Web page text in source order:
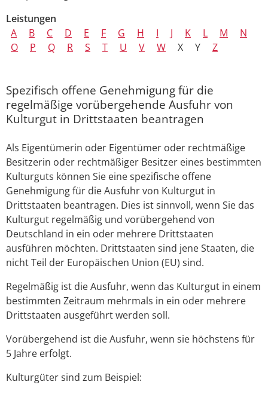
Leistungen
A
B C D E F G H I J K L M
N
O
P Q R S T U V W X Y Z
Spezifisch offene Genehmigung für die
regelmäßige vorübergehende Ausfuhr von
Kulturgut in Drittstaaten beantragen
Als Eigentümerin oder Eigentümer oder rechtmäßige
Besitzerin oder rechtmäßiger Besitzer eines bestimmten
Kulturguts können Sie eine spezifische offene
Genehmigung für die Ausfuhr von Kulturgut in
Drittstaaten beantragen. Dies ist sinnvoll, wenn Sie das
Kulturgut regelmäßig und vorübergehend von
Deutschland in ein oder mehrere Drittstaaten
ausführen möchten. Drittstaaten sind jene Staaten, die
nicht Teil der Europäischen Union (EU) sind.
Regelmäßig ist die Ausfuhr, wenn das Kulturgut in einem
bestimmten Zeitraum mehrmals in ein oder mehrere
Drittstaaten ausgeführt werden soll.
Vorübergehend ist die Ausfuhr, wenn sie höchstens für
5 Jahre erfolgt.
Kulturgüter sind zum Beispiel: